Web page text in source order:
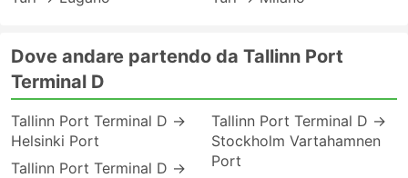
Dove andare partendo da Tallinn Port
Terminal D
Tallinn Port Terminal D →
Helsinki Port
Tallinn Port Terminal D →
Tallinn Port Terminal D →
Stockholm Vartahamnen
Port